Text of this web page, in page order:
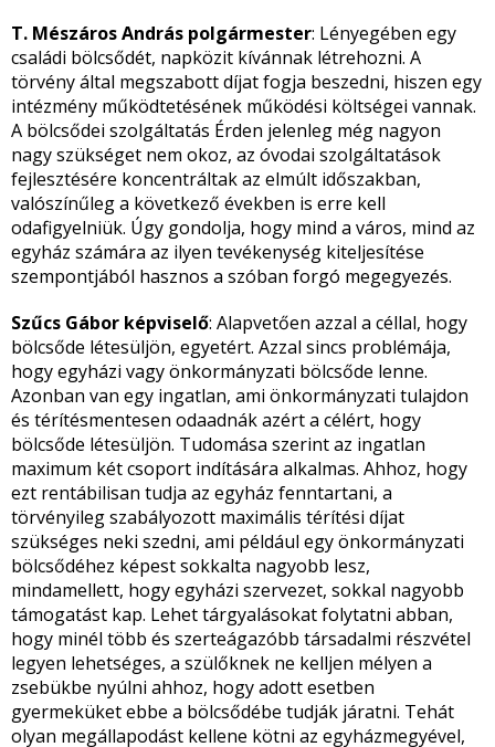
T. Mészáros András polgármester: Lényegében egy
családi bölcsődét, napközit kívánnak létrehozni. A
törvény által megszabott díjat fogja beszedni, hiszen egy
intézmény működtetésének működési költségei vannak.
A bölcsődei szolgáltatás Érden jelenleg még nagyon
nagy szükséget nem okoz, az óvodai szolgáltatások
fejlesztésére koncentráltak az elmúlt időszakban,
valószínűleg a következő években is erre kell
odafigyelniük. Úgy gondolja, hogy mind a város, mind az
egyház számára az ilyen tevékenység kiteljesítése
szempontjából hasznos a szóban forgó megegyezés.
Szűcs Gábor képviselő: Alapvetően azzal a céllal, hogy
bölcsőde létesüljön, egyetért. Azzal sincs problémája,
hogy egyházi vagy önkormányzati bölcsőde lenne.
Azonban van egy ingatlan, ami önkormányzati tulajdon
és térítésmentesen odaadnák azért a célért, hogy
bölcsőde létesüljön. Tudomása szerint az ingatlan
maximum két csoport indítására alkalmas. Ahhoz, hogy
ezt rentábilisan tudja az egyház fenntartani, a
törvényileg szabályozott maximális térítési díjat
szükséges neki szedni, ami például egy önkormányzati
bölcsődéhez képest sokkalta nagyobb lesz,
mindamellett, hogy egyházi szervezet, sokkal nagyobb
támogatást kap. Lehet tárgyalásokat folytatni abban,
hogy minél több és szerteágazóbb társadalmi részvétel
legyen lehetséges, a szülőknek ne kelljen mélyen a
zsebükbe nyúlni ahhoz, hogy adott esetben
gyermeküket ebbe a bölcsődébe tudják járatni. Tehát
olyan megállapodást kellene kötni az egyházmegyével,